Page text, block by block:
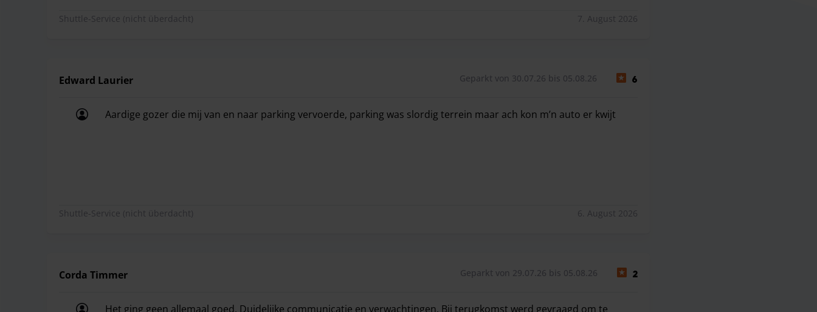
Shuttle-Service (nicht überdacht) 7. August 2026
Edward Laurier Geparkt von 30.07.26 bis 05.08.26 6
Aardige gozer die mij van en naar parking vervoerde, parking was slordig terrein maar ach kon m’n auto er kwijt
Shuttle-Service (nicht überdacht) 6. August 2026
Corda Timmer Geparkt von 29.07.26 bis 05.08.26 2
Het ging geen allemaal goed. Duidelijke communicatie en verwachtingen. Bij terugkomst werd gevraagd om te